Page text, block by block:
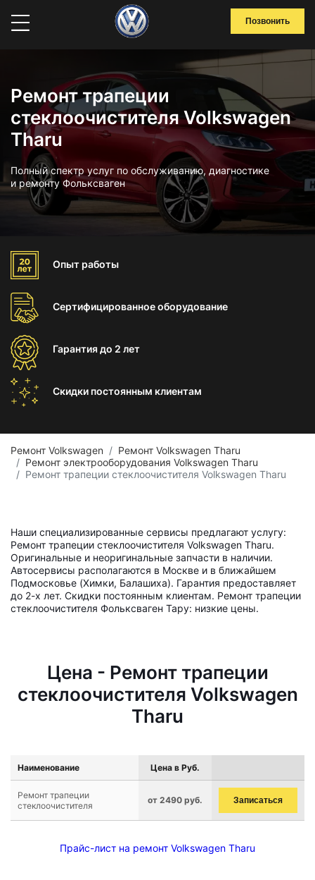
Позвонить
Ремонт трапеции
стеклоочистителя Volkswagen
Tharu
Полный спектр услуг по обслуживанию, диагностике
и ремонту Фольксваген
Опыт работы
Сертифицированноеоборудование
Гарантиядо 2 лет
Скидки постоянным клиентам
Ремонт Volkswagen
Ремонт Volkswagen Tharu
Ремонт электрооборудования Volkswagen Tharu
Ремонт трапеции стеклоочистителя Volkswagen Tharu
Наши специализированные сервисы предлагают услугу:
Ремонт трапеции стеклоочистителя Volkswagen Tharu.
Оригинальные и неоригинальные запчасти в наличии.
Автосервисы располагаются в Москве и в ближайшем
Подмосковье (Химки, Балашиха). Гарантия предоставляет
до 2-х лет. Скидки постоянным клиентам. Ремонт трапеции
стеклоочистителя Фольксваген Тару: низкие цены.
Цена - Ремонт трапеции
стеклоочистителя Volkswagen
Tharu
Наименование Цена в Руб.
Ремонт трапеции
стеклоочистителя
от 2490 руб. Записаться
Прайс-лист на ремонт Volkswagen Tharu